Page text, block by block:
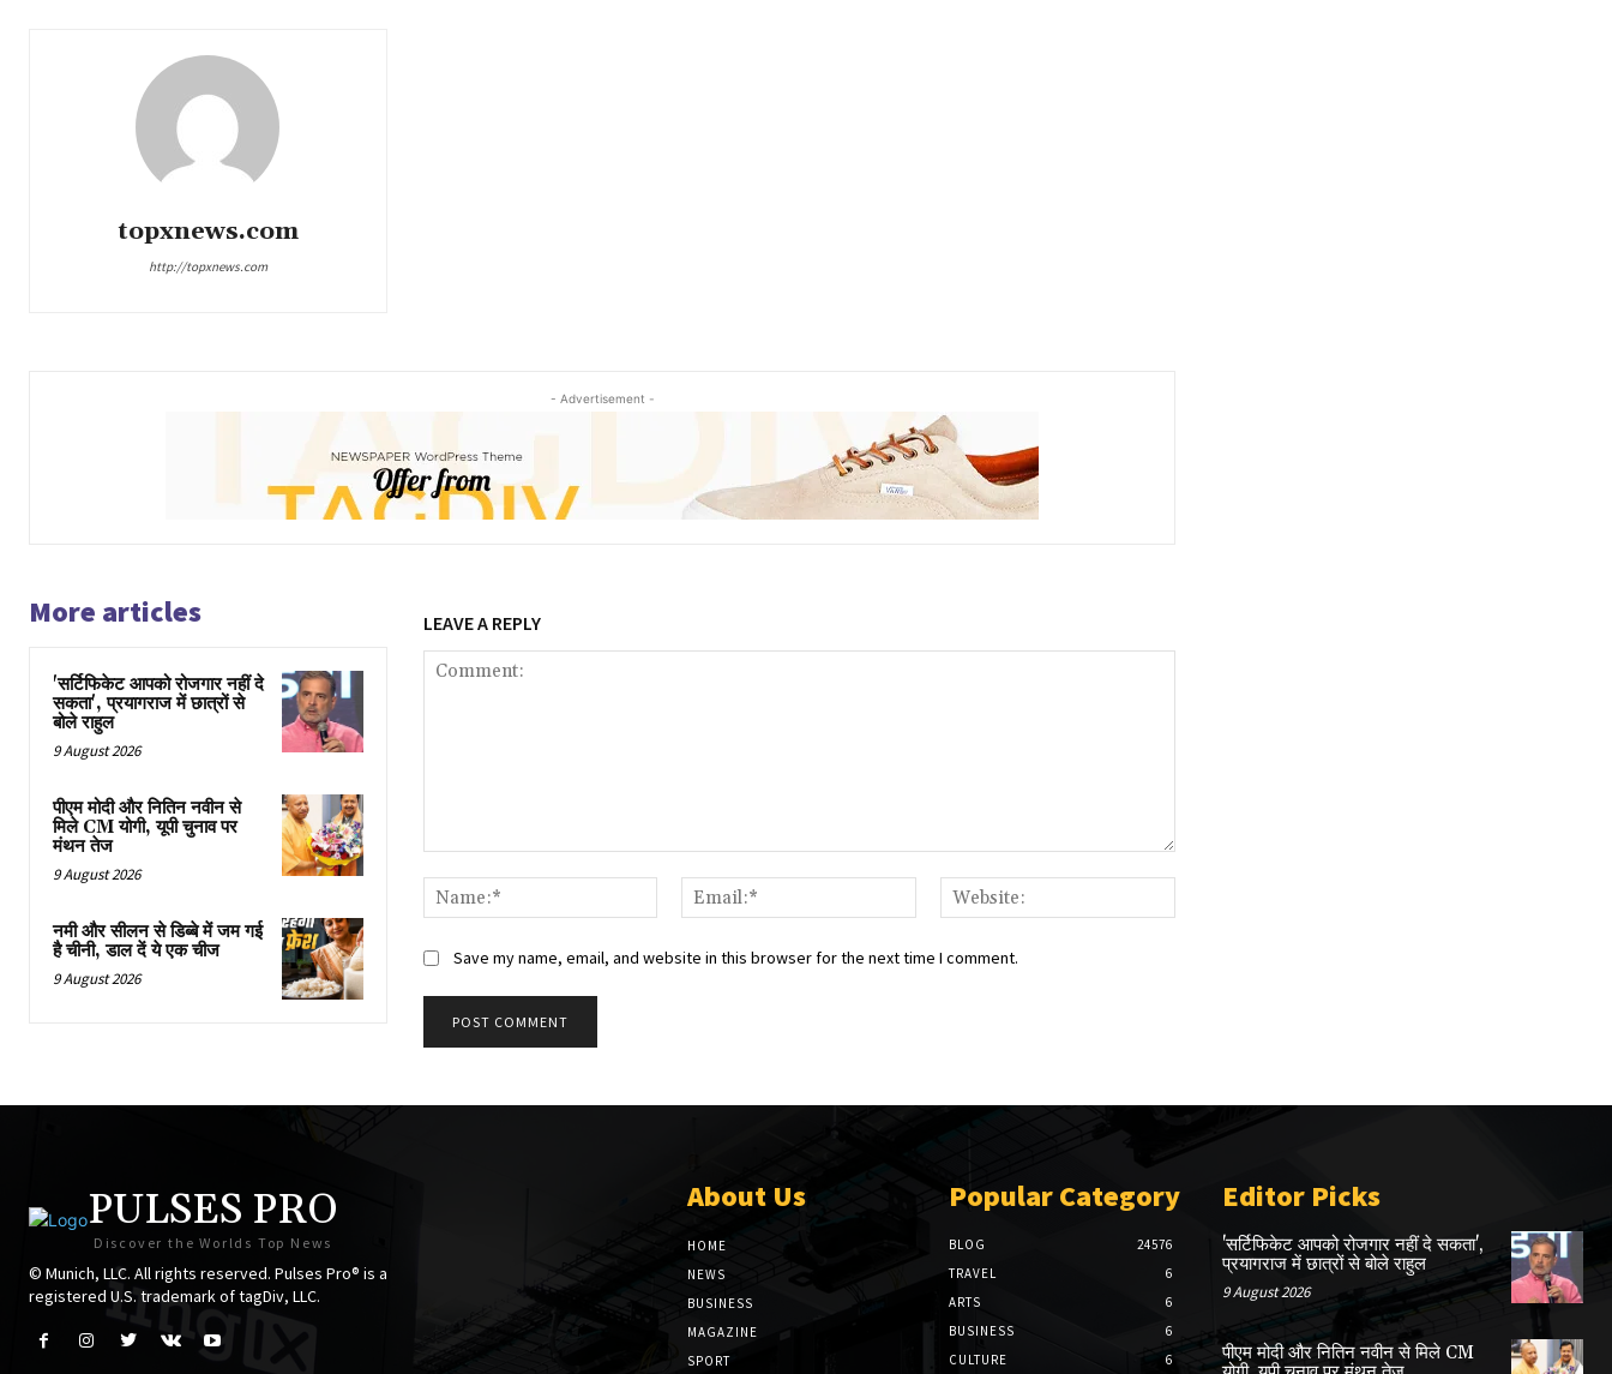
topxnews.com
http://topxnews.com
- Advertisement -
More articles
'सर्टिफिकेट आपको रोजगार नहीं दे
सकता', प्रयागराज में छात्रों से
बोले राहुल
9 August 2026
पीएम मोदी और नितिन नवीन से
मिले CM योगी, यूपी चुनाव पर
मंथन तेज
9 August 2026
नमी और सीलन से डिब्बे में जम गई
है चीनी, डाल दें ये एक चीज
9 August 2026
LEAVE A REPLY
Name:*
Email:*
Save my name, email, and website in this browser for the next time I comment.
PULSES PRO
Discover the Worlds Top News
© Munich, LLC. All rights reserved. Pulses Pro® is a
registered U.S. trademark of tagDiv, LLC.
About Us
HOME
NEWS
BUSINESS
MAGAZINE
SPORT
Popular Category
BLOG
24576
TRAVEL
6
ARTS
6
BUSINESS
6
CULTURE
6
Editor Picks
'सर्टिफिकेट आपको रोजगार नहीं दे सकता',
प्रयागराज में छात्रों से बोले राहुल
9 August 2026
पीएम मोदी और नितिन नवीन से मिले CM